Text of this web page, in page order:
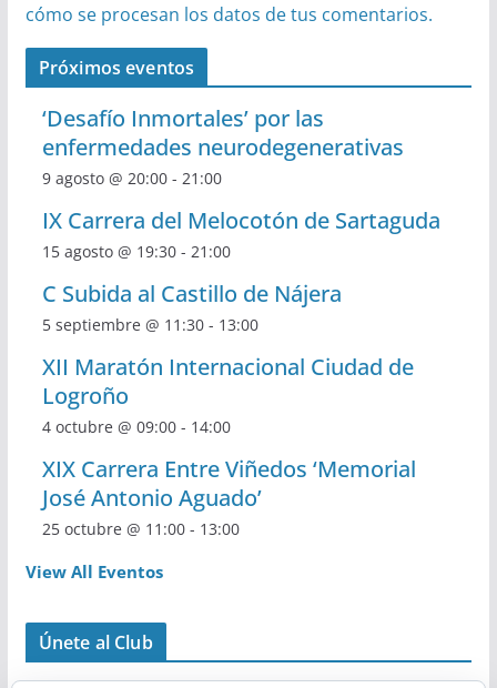
cómo se procesan los datos de tus comentarios.
Próximos eventos
‘Desafío Inmortales’ por las
enfermedades neurodegenerativas
9 agosto @ 20:00- 21:00
IX Carrera del Melocotón de Sartaguda
15 agosto @ 19:30- 21:00
C Subida al Castillo de Nájera
5 septiembre @ 11:30- 13:00
XII Maratón Internacional Ciudad de
Logroño
4 octubre @ 09:00- 14:00
XIX Carrera Entre Viñedos ‘Memorial
José Antonio Aguado’
25 octubre @ 11:00- 13:00
View All Eventos
Únete al Club